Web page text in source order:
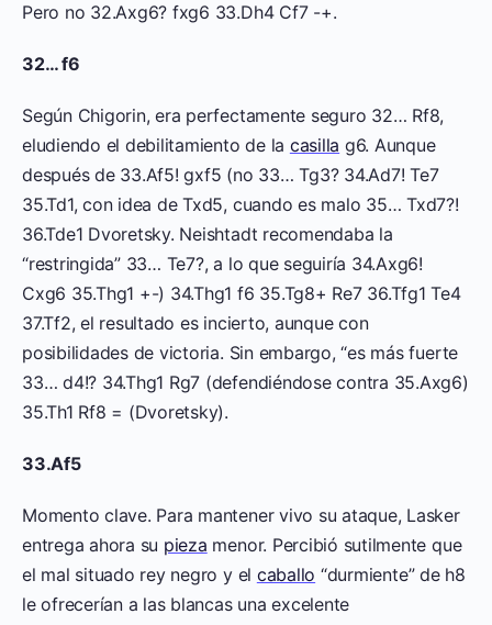
Pero no 32.Axg6? fxg6 33.Dh4 Cf7 -+.
32… f6
Según Chigorin, era perfectamente seguro 32… Rf8,
eludiendo el debilitamiento de la casilla g6. Aunque
después de 33.Af5! gxf5 (no 33… Tg3? 34.Ad7! Te7
35.Td1, con idea de Txd5, cuando es malo 35… Txd7?!
36.Tde1 Dvoretsky. Neishtadt recomendaba la
“restringida” 33… Te7?, a lo que seguiría 34.Axg6!
Cxg6 35.Thg1 +-) 34.Thg1 f6 35.Tg8+ Re7 36.Tfg1 Te4
37.Tf2, el resultado es incierto, aunque con
posibilidades de victoria. Sin embargo, “es más fuerte
33… d4!? 34.Thg1 Rg7 (defendiéndose contra 35.Axg6)
35.Th1 Rf8 = (Dvoretsky).
33.Af5
Momento clave. Para mantener vivo su ataque, Lasker
entrega ahora su pieza menor. Percibió sutilmente que
el mal situado rey negro y el caballo “durmiente” de h8
le ofrecerían a las blancas una excelente